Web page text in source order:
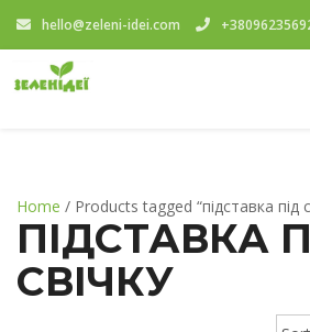
hello@zeleni-idei.com
Home / Products tagged “підставка під
ПІДСТАВКА
СВІЧКУ